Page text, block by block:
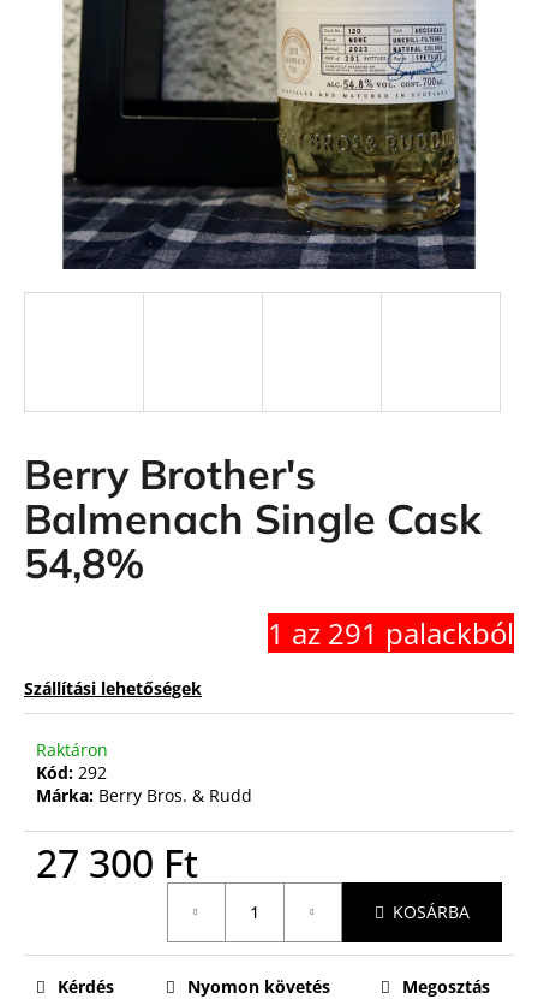
Berry Brother's
Balmenach Single Cask
54,8%
1 az 291 palackból
Szállítási lehetőségek
Raktáron
Kód: 292
Márka: Berry Bros. & Rudd
27 300 Ft
KOSÁRBA
Kérdés Nyomon követés Megosztás